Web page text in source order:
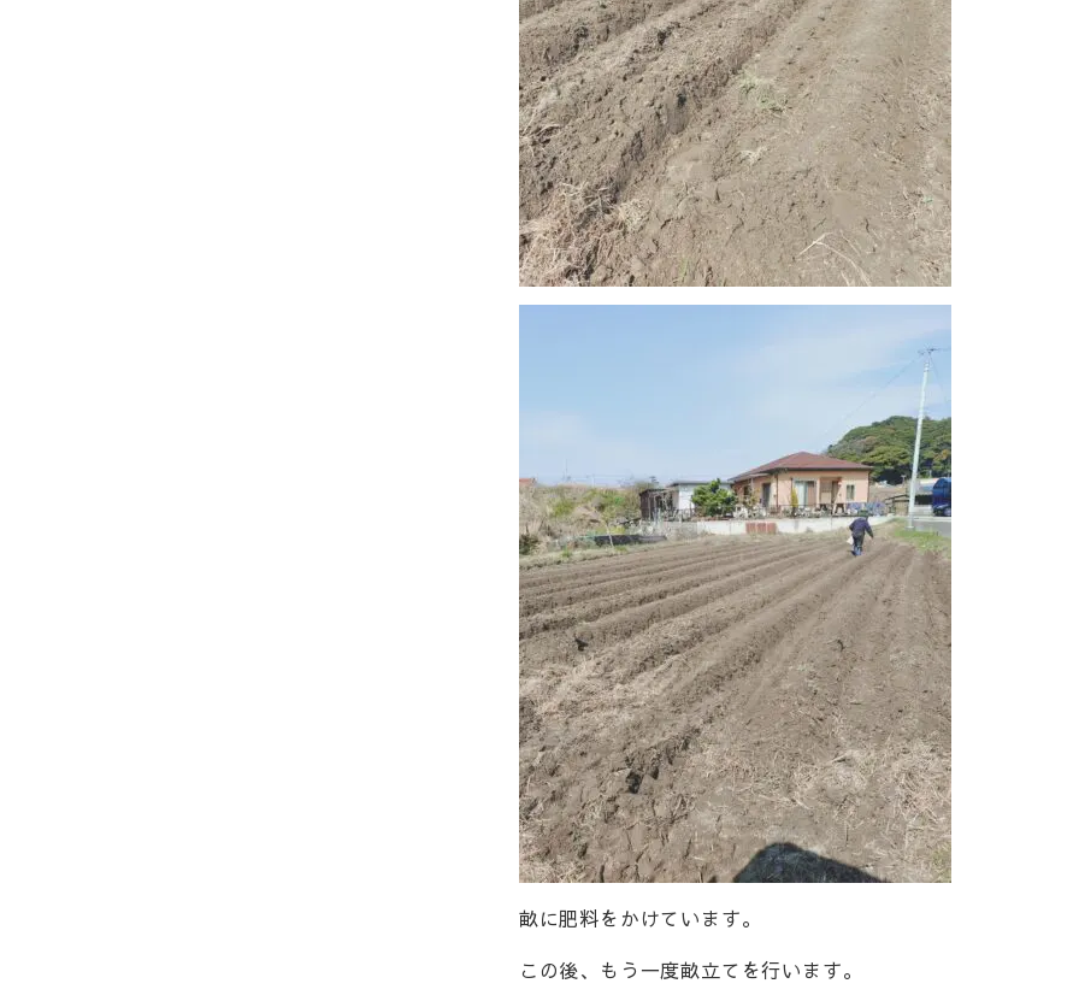
畝に肥料をかけています。
この後、もう一度畝立てを行います。